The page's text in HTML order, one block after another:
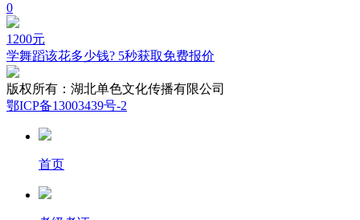
0
1200元
学舞蹈该花多少钱? 5秒获取免费报价
版权所有： 湖北单色文化传播有限公司
鄂ICP备13003439号-2
首页